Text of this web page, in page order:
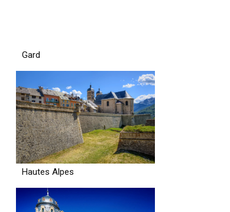
Gard
Hautes Alpes